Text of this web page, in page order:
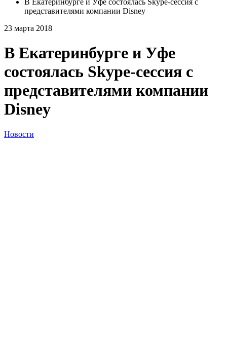
В Екатеринбурге и Уфе состоялась Skype-сессия с
представителями компании Disney
23 марта 2018
В Екатеринбурге и Уфе
состоялась Skype-сессия с
представителями компании
Disney
Новости